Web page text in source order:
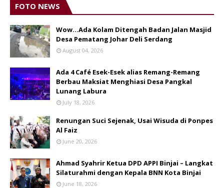
FOTO NEWS
Wow...Ada Kolam Ditengah Badan Jalan Masjid
Desa Pematang Johar Deli Serdang
August 04, 2026
Ada 4 Café Esek-Esek alias Remang-Remang
Berbau Maksiat Menghiasi Desa Pangkal
Lunang Labura
July 18, 2026
Renungan Suci Sejenak, Usai Wisuda di Ponpes
Al Faiz
June 20, 2026
Ahmad Syahrir Ketua DPD APPI Binjai – Langkat
Silaturahmi dengan Kepala BNN Kota Binjai
June 18, 2026